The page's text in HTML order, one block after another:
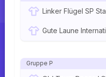
Linker Flügel SP
Gute Laune
Gruppe P